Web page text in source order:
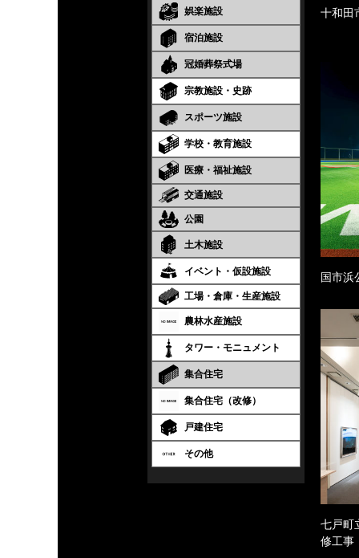
娯楽施設
宿泊施設
冠婚葬祭式場
宗教施設・史跡
スポーツ施設
学校・教育施設
医療・福祉施設
交通施設
公園
土木施設
イベント・仮設施設
工場・倉庫・生産施設
農林水産施設
タワー・モニュメント
集合住宅
集合住宅（改修）
戸建住宅
その他
十和田
国市浜
七戸町
修工事